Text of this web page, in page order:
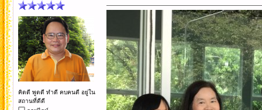
คิดดี พูดดี ทำดี คบคนดี อยู่ใน
สถานที่ดีดี